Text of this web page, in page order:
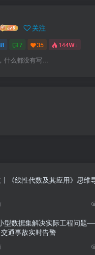
关注
7 35 144W+
什么都没有写...
《线性代数及其应用》思维
型数据集解决实际工程问题
通事故实时告警